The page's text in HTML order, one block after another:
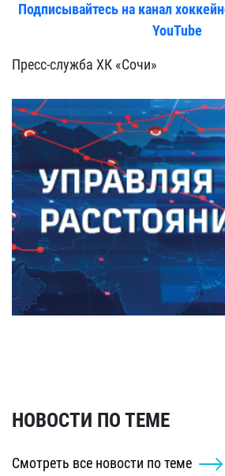
Подписывайтесь на канал
YouTube
Пресс-служба ХК «Сочи»
НОВОСТИ ПО ТЕМЕ
Смотреть все новости по теме